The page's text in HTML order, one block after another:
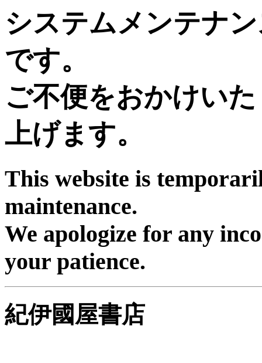
システムメンテナ
です。
ご不便をおかけい
上げます。
This website is
maintenance.
We apologize for any
your patience.
紀伊國屋書店